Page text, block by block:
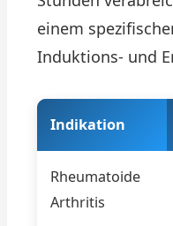
einem
Induktions- und
Indikation
Rheumatoide
Arthritis